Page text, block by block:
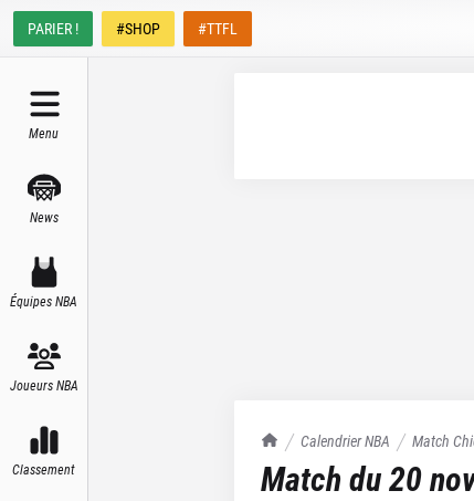
PARIER ! #SHOP #TTFL
Menu
News
Équipes NBA
Joueurs NBA
Classement
TrashTalk Actu NBA
Calendrier NBA Match
Match du20